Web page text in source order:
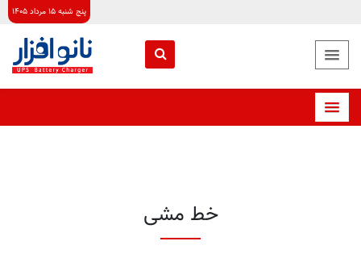
پنج شنبه ۱۵ مرداد ۱۴۰۵
خط مشی